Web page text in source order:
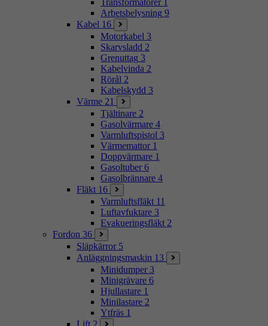
Arbetsbelysning 9
Kabel 16
Motorkabel 3
Skarvsladd 2
Grenuttag 3
Kabelvinda 2
Rörål 2
Kabelskydd 3
Värme 21
Tjältinare 2
Gasolvärmare 4
Varmluftspistol 3
Värmemattor 1
Doppvärmare 1
Gasoltuber 6
Gasolbrännare 4
Fläkt 16
Varmluftsfläkt 11
Luftavfuktare 3
Evakueringsfläkt 2
Fordon 36
Släpkärror 5
Anläggningsmaskin 13
Minidumper 3
Minigrävare 6
Hjullastare 1
Minilastare 2
Ytfräs 1
Lift 2